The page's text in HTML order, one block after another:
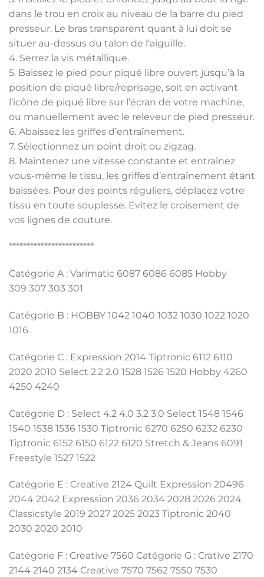
dans le trou en croix au niveau de la barre du pied
presseur. Le bras transparent quant à lui doit se
situer au-dessus du talon de l‘aiguille.
4. Serrez la vis métallique.
5. Baissez le pied pour piqué libre ouvert jusqu’à la
position de piqué libre/reprisage, soit en activant
l’icône de piqué libre sur l’écran de votre machine,
ou manuellement avec le releveur de pied presseur.
6. Abaissez les griffes d’entraînement.
7. Sélectionnez un point droit ou zigzag.
8. Maintenez une vitesse constante et entraînez
vous-même le tissu, les griffes d’entraînement étant
baissées. Pour des points réguliers, déplacez votre
tissu en toute souplesse. Evitez le croisement de
vos lignes de couture.
************************
Catégorie A : Varimatic 6087 6086 6085 Hobby
309 307 303 301
Catégorie B : HOBBY 1042 1040 1032 1030 1022 1020
1016
Catégorie C : Expression 2014 Tiptronic 6112 6110
2020 2010 Select 2.2 2.0 1528 1526 1520 Hobby 4260
4250 4240
Catégorie D : Select 4.2 4.0 3.2 3.0 Select 1548 1546
1540 1538 1536 1530 Tiptronic 6270 6250 6232 6230
Tiptronic 6152 6150 6122 6120 Stretch & Jeans 6091
Freestyle 1527 1522
Catégorie E : Creative 2124 Quilt Expression 20496
2044 2042 Expression 2036 2034 2028 2026 2024
Classicstyle 2019 2027 2025 2023 Tiptronic 2040
2030 2020 2010
Catégorie F : Creative 7560 Catégorie G : Crative 2170
2144 2140 2134 Creative 7570 7562 7550 7530